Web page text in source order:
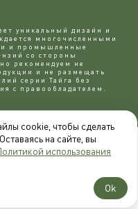
уникальный дизайн и
многочисленными
и промышленные
со стороны
рекомендуем не
и не размещать
серии Тайга без
с правообладателем.
cookie, чтобы сделать
на сайте, вы
использования
Ok